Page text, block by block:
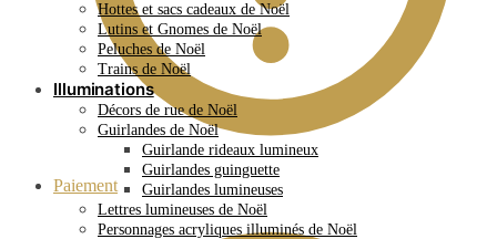
Paiement
Hottes et sacs cadeaux de Noël
Lutins et Gnomes de Noël
Peluches de Noël
Trains de Noël
Illuminations
Décors de rue de Noël
Guirlandes de Noël
Guirlande rideaux lumineux
Guirlandes guinguette
Guirlandes lumineuses
Lettres lumineuses de Noël
Personnages acryliques illuminés de Noël